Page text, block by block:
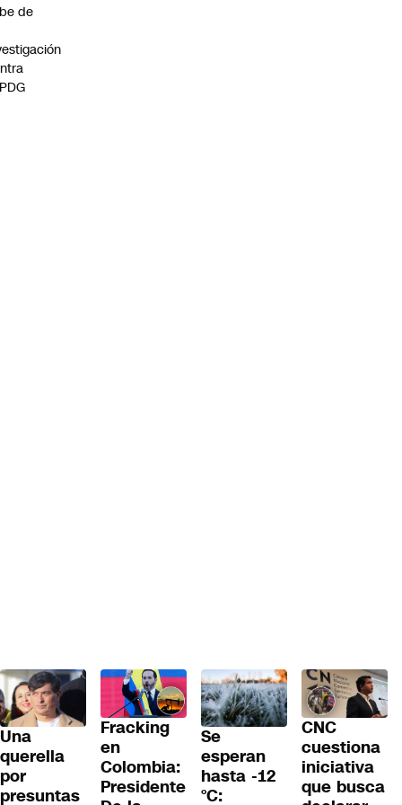
de
Una
querella
por
presuntas
Fracking
en
Colombia:
Presidente
Se
esperan
hasta -12
°C:
CNC
cuestiona
iniciativa
que busca